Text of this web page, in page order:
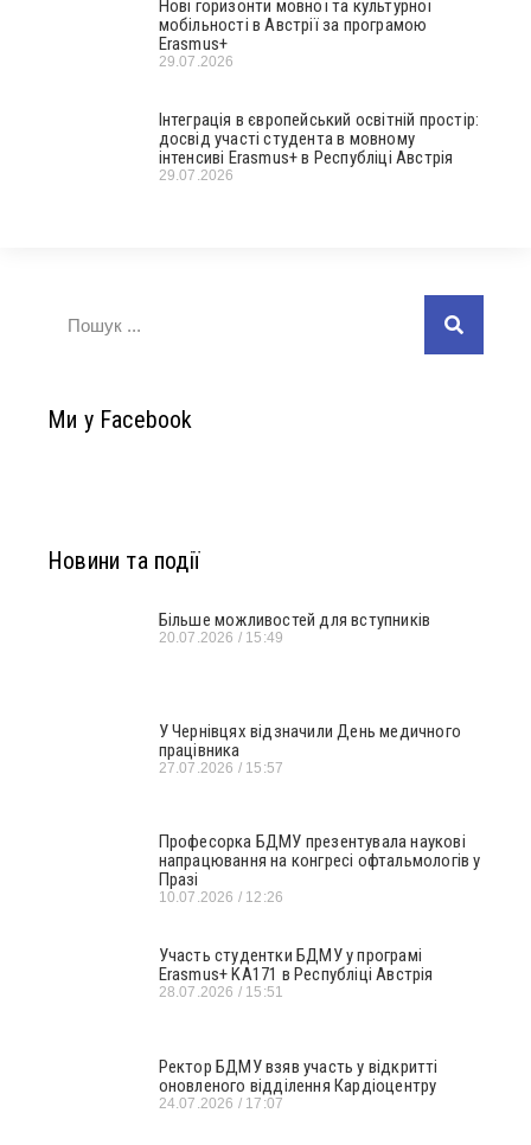
Нові горизонти мовної та культурної
мобільності в Австрії за програмою
Erasmus+
29.07.2026
Інтеграція в європейський освітній простір:
досвід участі студента в мовному
інтенсиві Erasmus+ в Республіці Австрія
29.07.2026
Ми у Facebook
Новини та події
Більше можливостей для вступників
20.07.2026 15:49
У Чернівцях відзначили День медичного
працівника
27.07.2026 15:57
Професорка БДМУ презентувала наукові
напрацювання на конгресі офтальмологів у
Празі
10.07.2026 12:26
Участь студентки БДМУ у програмі
Erasmus+ KA171 в Республіці Австрія
28.07.2026 15:51
Ректор БДМУ взяв участь у відкритті
оновленого відділення Кардіоцентру
24.07.2026 17:07